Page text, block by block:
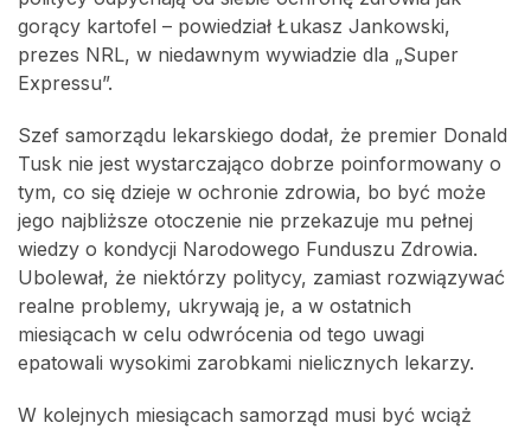
gorący kartofel – powiedział Łukasz Jankowski,
prezes NRL, w niedawnym wywiadzie dla „Super
Expressu”.
Szef samorządu lekarskiego dodał, że premier Donald
Tusk nie jest wystarczająco dobrze poinformowany o
tym, co się dzieje w ochronie zdrowia, bo być może
jego najbliższe otoczenie nie przekazuje mu pełnej
wiedzy o kondycji Narodowego Funduszu Zdrowia.
Ubolewał, że niektórzy politycy, zamiast rozwiązywać
realne problemy, ukrywają je, a w ostatnich
miesiącach w celu odwrócenia od tego uwagi
epatowali wysokimi zarobkami nielicznych lekarzy.
W kolejnych miesiącach samorząd musi być wciąż